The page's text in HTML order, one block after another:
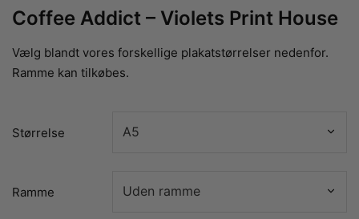
Coffee Addict – Violets Print House
Vælg blandt vores forskellige plakatstørrelser nedenfor.
Ramme kan tilkøbes.
Størrelse
Ramme